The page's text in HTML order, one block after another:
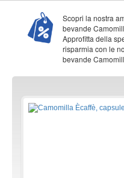
Scopri la nostra
bevande
Approfitta della
risparmia con le
bevande